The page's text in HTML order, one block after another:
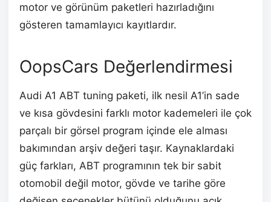
motor ve görünüm paketleri hazırladığını
gösteren tamamlayıcı kayıtlardır.
OopsCars Değerlendirmesi
Audi A1 ABT tuning paketi, ilk nesil A1’in sade
ve kısa gövdesini farklı motor kademeleri ile çok
parçalı bir görsel program içinde ele alması
bakımından arşiv değeri taşır. Kaynaklardaki
güç farkları, ABT programının tek bir sabit
otomobil değil motor, gövde ve tarihe göre